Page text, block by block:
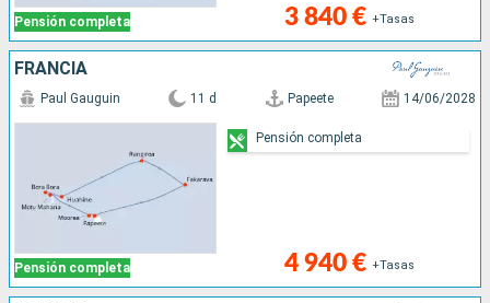
Pensión completa 3 840 € +Tasas
FRANCIA
Pensión completa
Paul Gauguin 11 d Papeete 14/06/2028
4 940 € +Tasas
Pensión completa